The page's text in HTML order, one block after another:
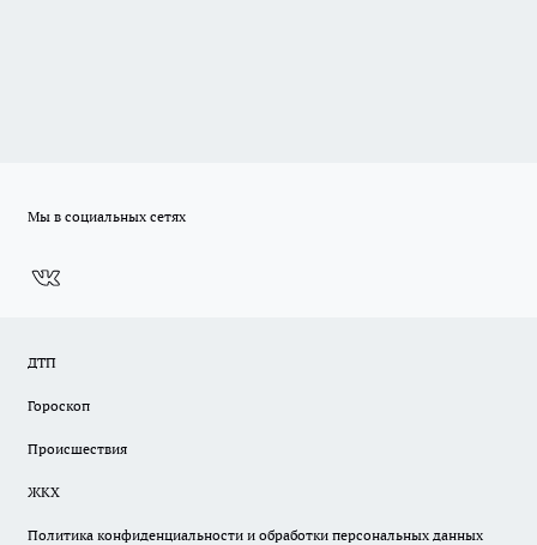
Мы в социальных сетях
ДТП
Гороскоп
Происшествия
ЖКХ
Политика конфиденциальности и обработки персональных данных